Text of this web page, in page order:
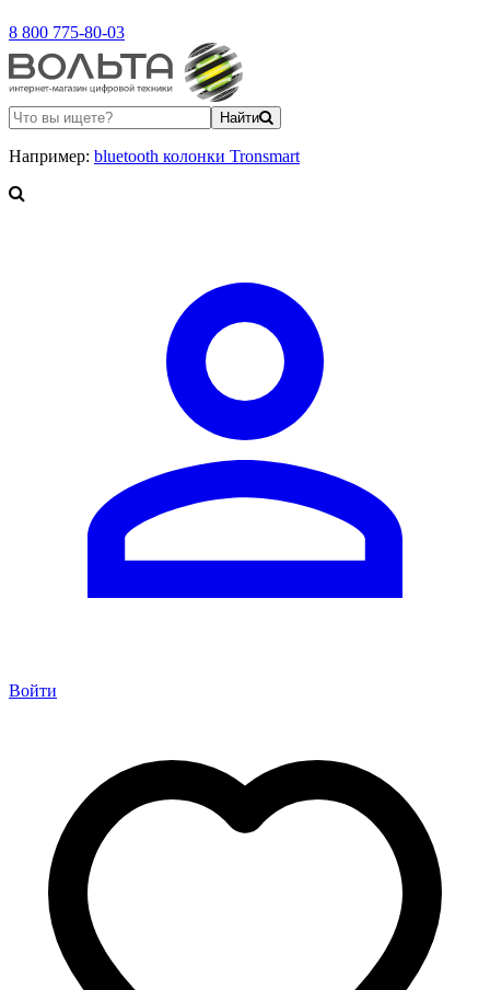
8 800 775-80-03
Найти
Например: bluetooth колонки Tronsmart
Войти